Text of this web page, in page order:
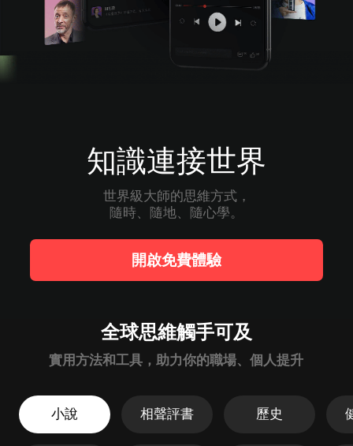
知識連接世界
世界級大師的思維方式，
隨時、隨地、隨心學。
實用方法和工具，助力你的職場、個人提升